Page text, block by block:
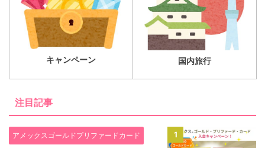
キャンペーン 国内旅行
注目記事
1
アメックスゴールドプリファードカード